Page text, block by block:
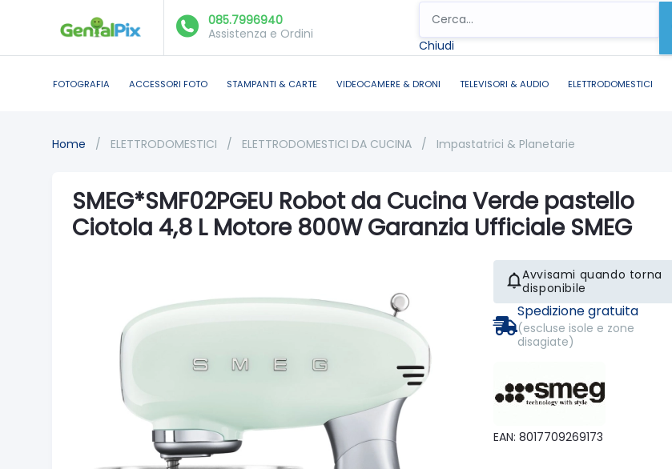
085.7996940
Assistenza e Ordini
Chiudi
FOTOGRAFIA ACCESSORI FOTO STAMPANTI & CARTE VIDEOCAMERE & DRONI TELEVISORI & AUDIO ELETTRODOMESTICI
Home / ELETTRODOMESTICI / ELETTRODOMESTICI DA CUCINA / Impastatrici & Planetarie
SMEG*SMF02PGEU Robot da Cucina Verde pastello
Ciotola 4,8 L Motore 800W Garanzia Ufficiale SMEG
Avvisami quando torna
disponibile
Spedizione gratuita
(escluse isole e zone
disagiate)
EAN: 8017709269173